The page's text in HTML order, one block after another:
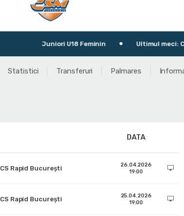
Juniori U18 Feminin Ultimul meci: CSM
Statistici Transferuri Palmares
DATA
CS Rapid București
26.04.2026
19:00
CS Rapid București
25.04.2026
19:00